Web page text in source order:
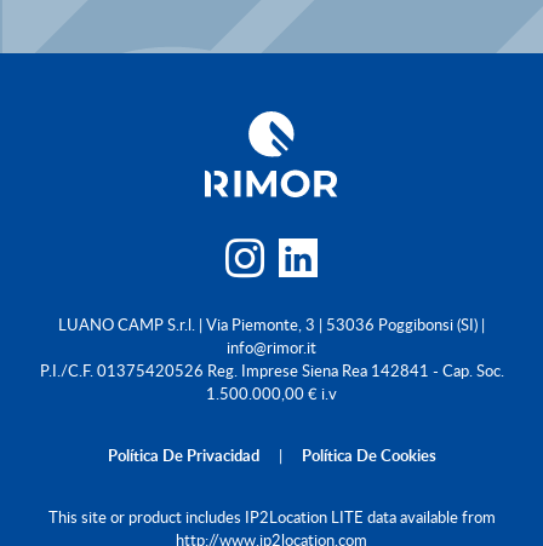
LUANO CAMP S.r.l. | Via Piemonte, 3 | 53036 Poggibonsi (SI) |
info@rimor.it
P.I./C.F. 01375420526 Reg. Imprese Siena Rea 142841 - Cap. Soc.
1.500.000,00 € i.v
Política De Privacidad | Política De Cookies
This site or product includes IP2Location LITE data available from
http://www.ip2location.com